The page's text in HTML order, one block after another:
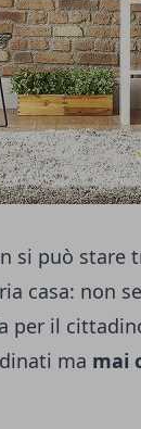
si può stare
casa: non
per il
ma mai